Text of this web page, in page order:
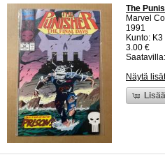
The
Marvel
1991
Kunto:
3.00 €
Näytä